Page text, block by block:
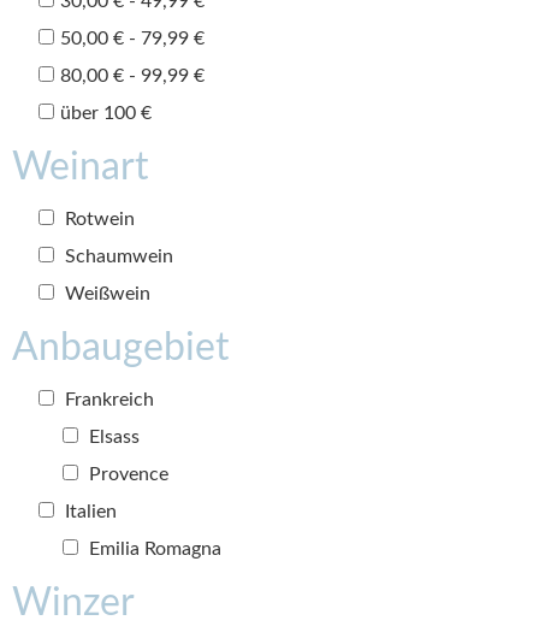
50,00 € - 79,99 €
80,00 € - 99,99 €
über 100 €
Weinart
Rotwein
Schaumwein
Weißwein
Anbaugebiet
Frankreich
Elsass
Provence
Italien
Emilia Romagna
Winzer